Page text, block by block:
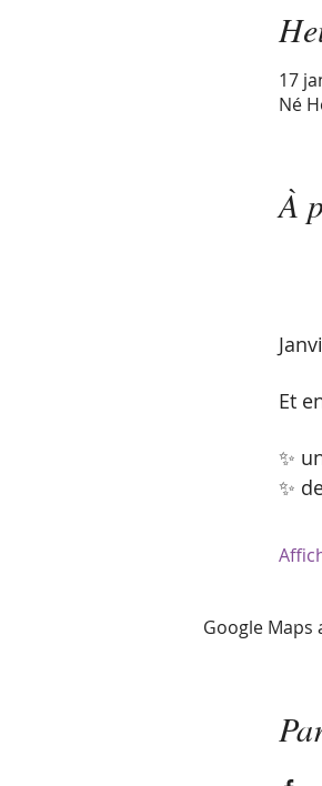
17
Né
À
Et
✨
✨
Google